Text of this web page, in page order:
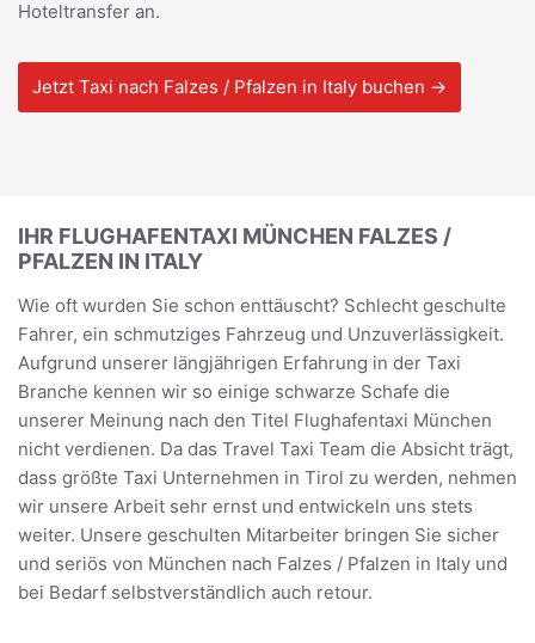
Hoteltransfer an.
Jetzt Taxi nach Falzes / Pfalzen in Italy buchen →
IHR FLUGHAFENTAXI MÜNCHEN FALZES /
PFALZEN IN ITALY
Wie oft wurden Sie schon enttäuscht? Schlecht geschulte
Fahrer, ein schmutziges Fahrzeug und Unzuverlässigkeit.
Aufgrund unserer längjährigen Erfahrung in der Taxi
Branche kennen wir so einige schwarze Schafe die
unserer Meinung nach den Titel Flughafentaxi München
nicht verdienen. Da das Travel Taxi Team die Absicht trägt,
dass größte Taxi Unternehmen in Tirol zu werden, nehmen
wir unsere Arbeit sehr ernst und entwickeln uns stets
weiter. Unsere geschulten Mitarbeiter bringen Sie sicher
und seriös von München nach Falzes / Pfalzen in Italy und
bei Bedarf selbstverständlich auch retour.